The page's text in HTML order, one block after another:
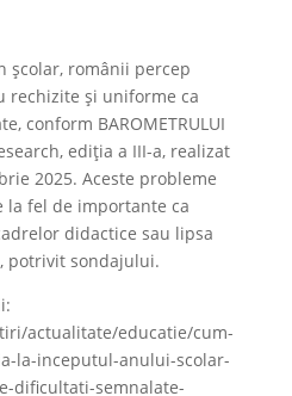
școlar, românii percep
rechizite și uniforme ca
conform BAROMETRULUI
ediția a III-a, realizat
2025. Aceste probleme
la fel de importante ca
didactice sau lipsa
potrivit sondajului.
actualitate/educatie/cum-
la-inceputul-anului-scolar-
dificultati-semnalate-